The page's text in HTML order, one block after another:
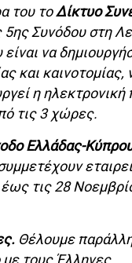
του τοΔίκτυο
5ης Συνόδου στη
να
και καινοτομίας,
η
τις 3 χώρες.
Ελλάδας-
τις 28
Θέλουμε
με τους Έλληνες